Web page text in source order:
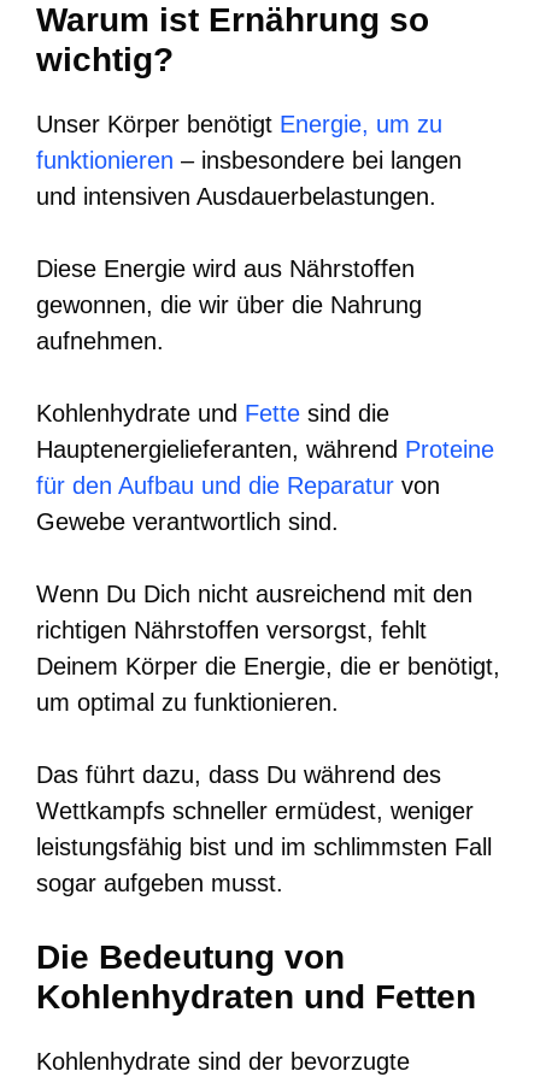
Warum ist Ernährung so
wichtig?
Unser Körper benötigt Energie, um zu
funktionieren – insbesondere bei langen
und intensiven Ausdauerbelastungen.
Diese Energie wird aus Nährstoffen
gewonnen, die wir über die Nahrung
aufnehmen.
Kohlenhydrate und Fette sind die
Hauptenergielieferanten, während Proteine
für den Aufbau und die Reparatur von
Gewebe verantwortlich sind.
Wenn Du Dich nicht ausreichend mit den
richtigen Nährstoffen versorgst, fehlt
Deinem Körper die Energie, die er benötigt,
um optimal zu funktionieren.
Das führt dazu, dass Du während des
Wettkampfs schneller ermüdest, weniger
leistungsfähig bist und im schlimmsten Fall
sogar aufgeben musst.
Die Bedeutung von
Kohlenhydraten und Fetten
Kohlenhydrate sind der bevorzugte